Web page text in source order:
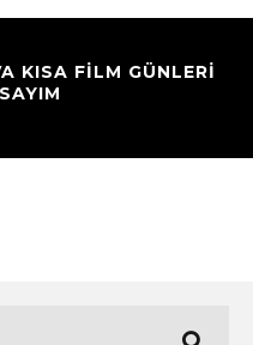
KISA FILM GÜNLERI